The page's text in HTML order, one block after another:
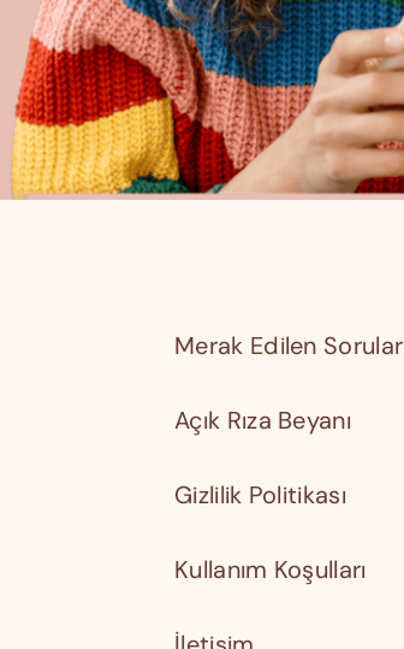
Merak Edilen Sorular
Açık Rıza Beyanı
Gizlilik Politikası
Kullanım Koşulları